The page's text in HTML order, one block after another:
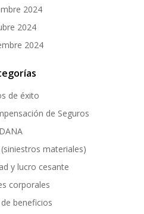
2024
2024
2024
de éxito
de Seguros
DANA
materiales)
y lucro cesante
corporales
beneficios